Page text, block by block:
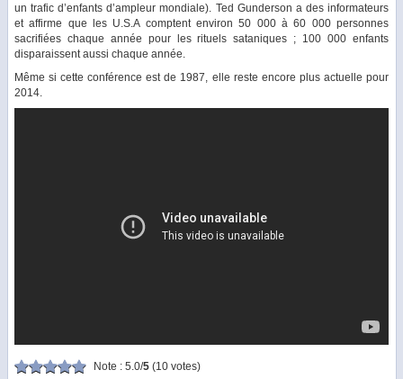
un trafic d’enfants d’ampleur mondiale). Ted Gunderson a des informateurs
et affirme que les U.S.A comptent environ 50 000 à 60 000 personnes
sacrifiées chaque année pour les rituels sataniques ; 100 000 enfants
disparaissent aussi chaque année.
Même si cette conférence est de 1987, elle reste encore plus actuelle pour
2014.
Note : 5.0/5(10 votes)